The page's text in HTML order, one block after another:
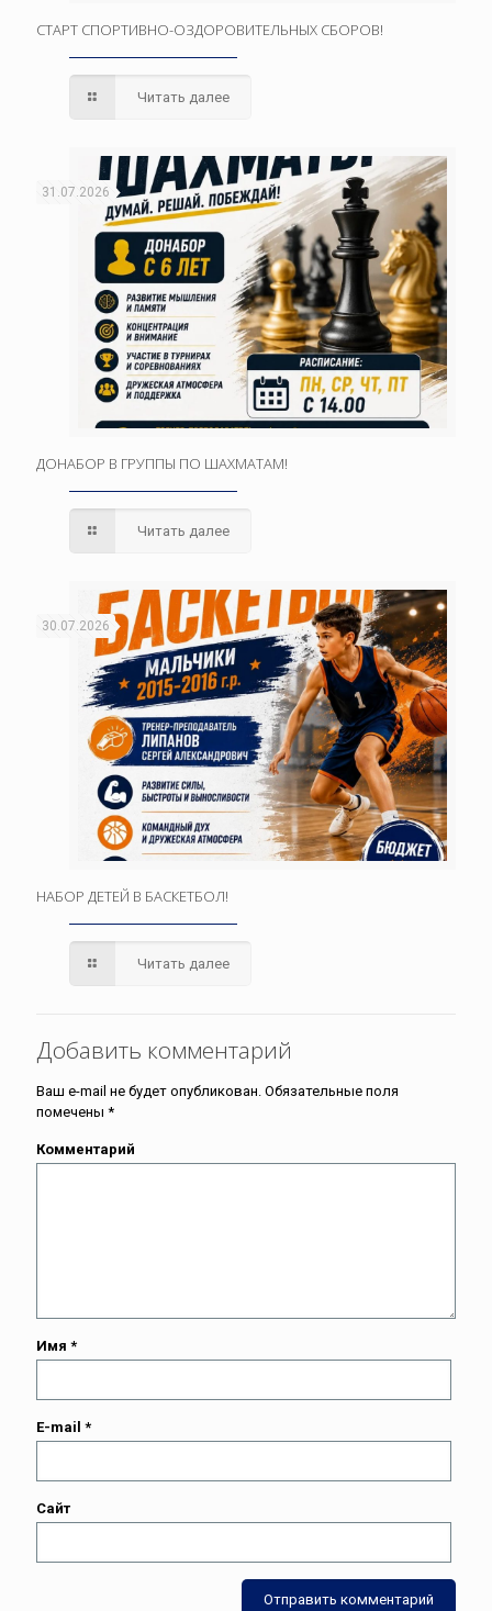
СТАРТ СПОРТИВНО-ОЗДОРОВИТЕЛЬНЫХ СБОРОВ!
Читать далее
31.07.2026
ДОНАБОР В ГРУППЫ ПО ШАХМАТАМ!
Читать далее
30.07.2026
НАБОР ДЕТЕЙ В БАСКЕТБОЛ!
Читать далее
Добавить комментарий
Ваш e-mail не будет опубликован. Обязательные поля
помечены *
Комментарий
Имя *
E-mail *
Сайт